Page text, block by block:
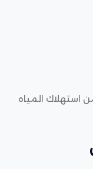
استهلاك المياه